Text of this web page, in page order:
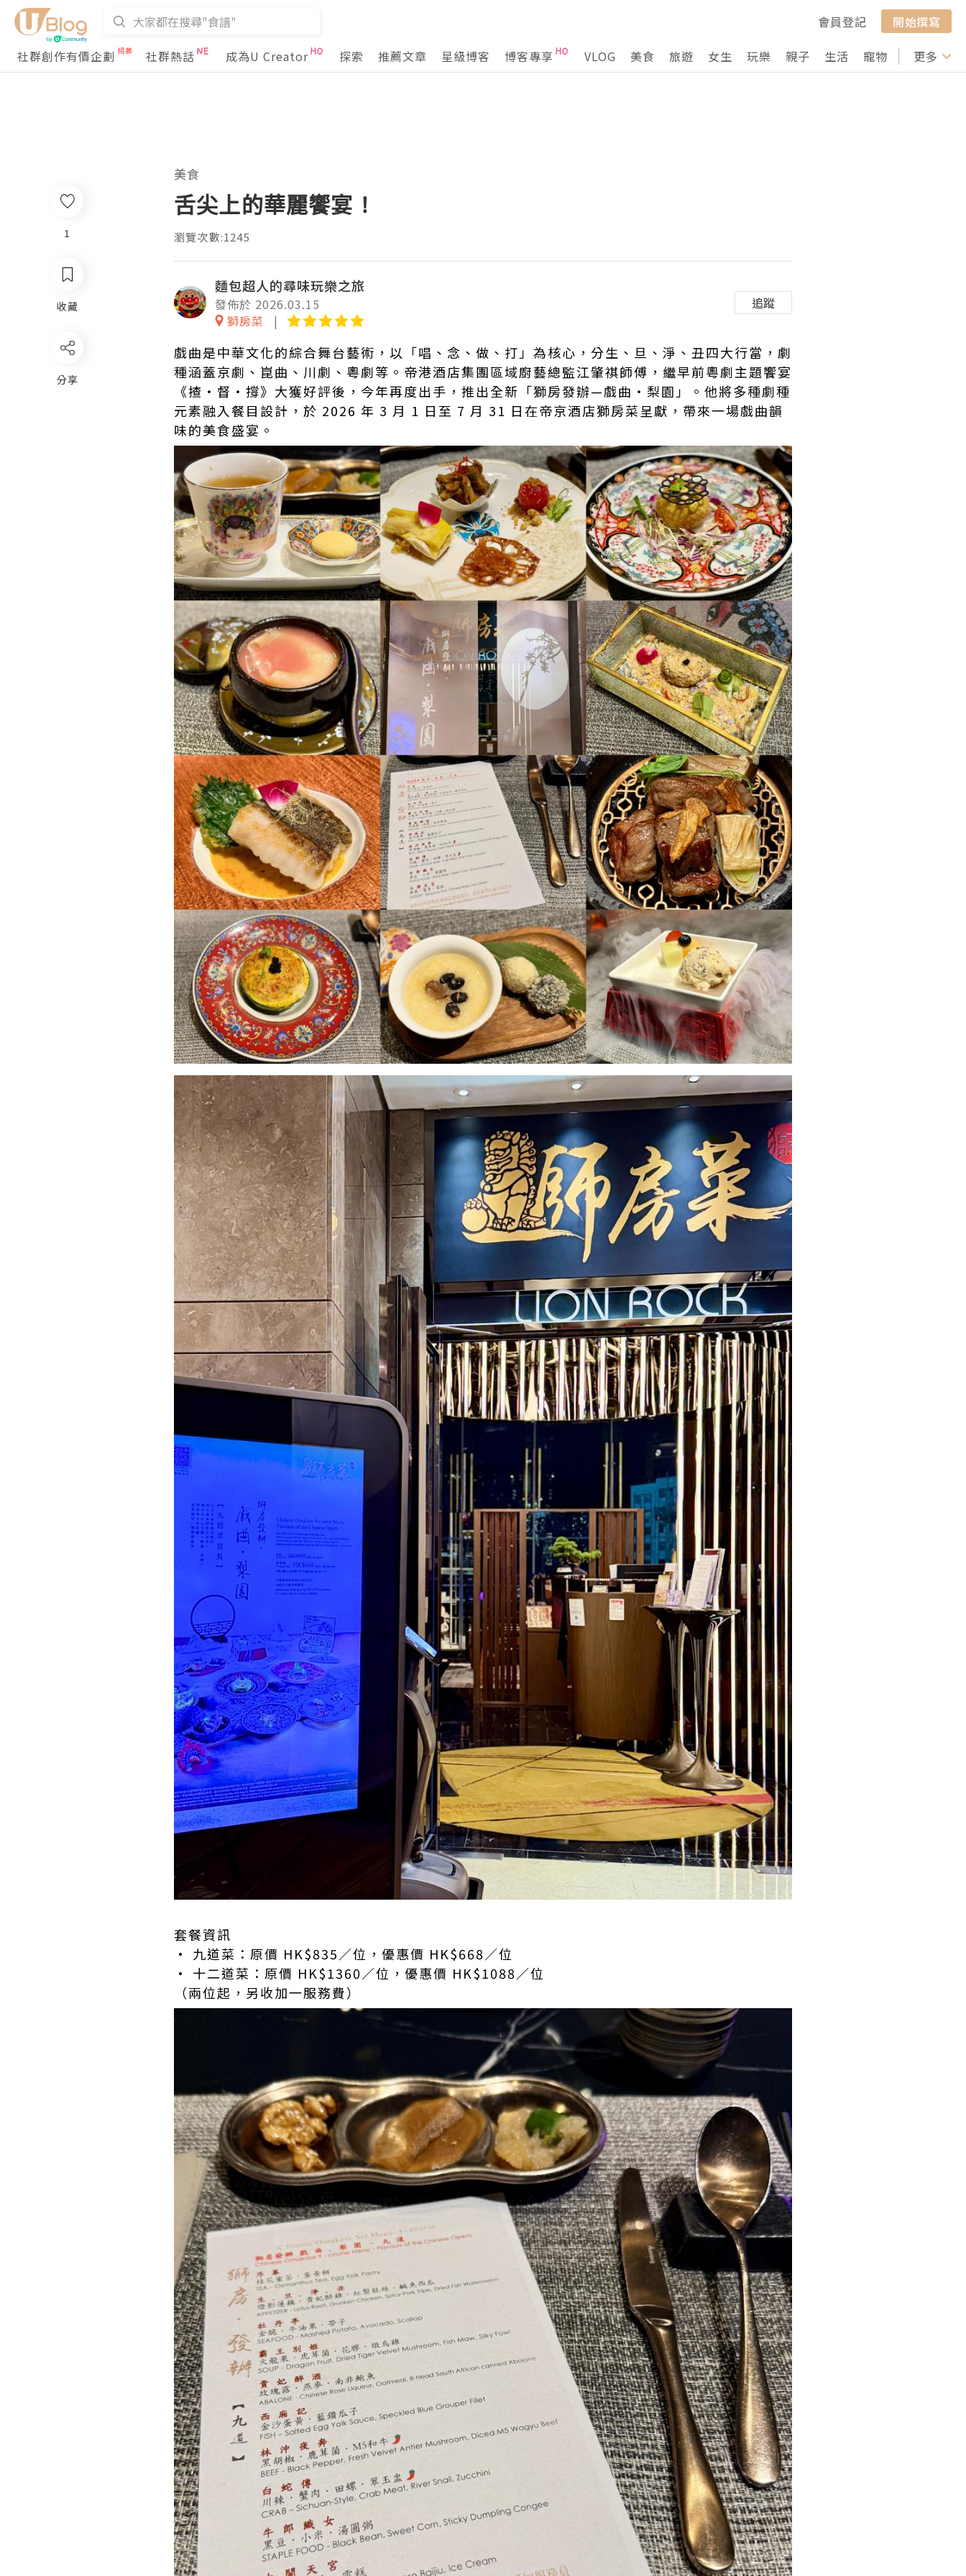
會員登記
開始撰寫
社群創作有價企劃
社群熱話 成為U Creator 探索 推薦文章 星級博客 博客專享 VLOG 美食 旅遊 女生 玩樂 親子 生活 寵物 行山 打卡
更多
1
收藏
分享
美食
舌尖上的華麗饗宴 !
瀏覽次數:1245
麵包超人的尋味玩樂之旅
發佈於 2026.03.15
獅房菜
追蹤
戲曲是中華文化的綜合舞台藝術，以「唱、念、做、打」為核心，分生、旦、淨、丑四大行當，劇
種涵蓋京劇、崑曲、川劇、粵劇等。帝港酒店集團區域廚藝總監江肇祺師傅，繼早前粵劇主題饗宴
《揸‧督‧撐》大獲好評後，今年再度出手，推出全新「獅房發辦—戲曲‧梨園」。他將多種劇種
元素融入餐目設計，於 2026 年 3 月 1 日至 7 月 31 日在帝京酒店獅房菜呈獻，帶來一場戲曲韻
味的美食盛宴。
套餐資訊
• 九道菜：原價 HK$835／位，優惠價 HK$668／位
• 十二道菜：原價 HK$1360／位，優惠價 HK$1088／位
（兩位起，另收加一服務費）